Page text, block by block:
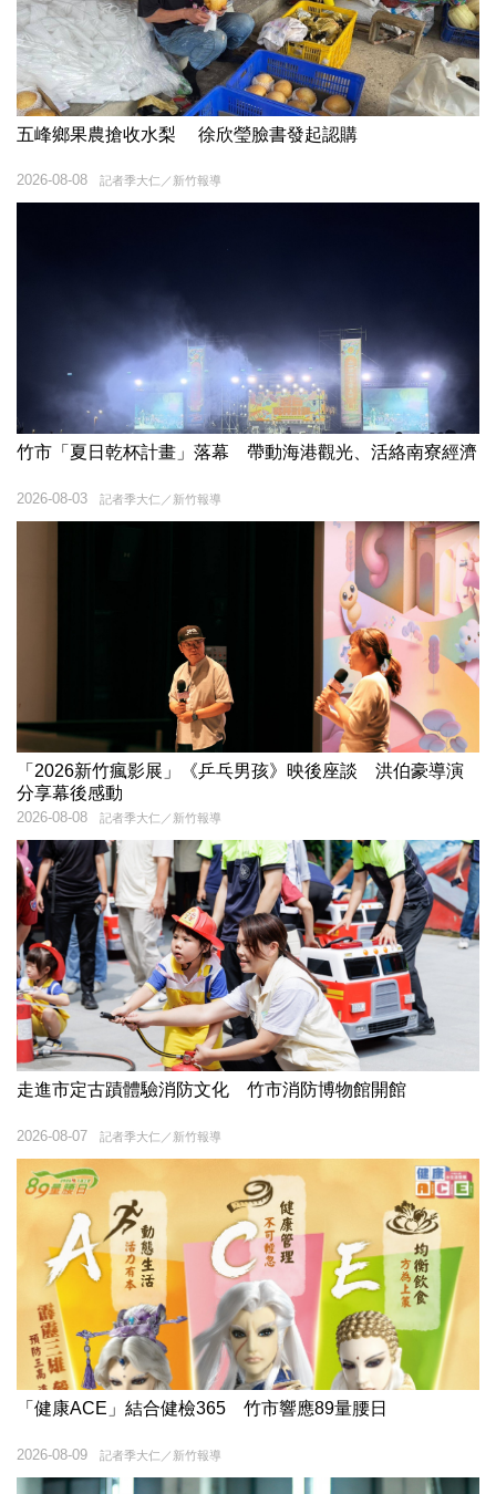
五峰鄉果農搶收水梨 徐欣瑩臉書發起認購
記者季大仁／新竹報導
2026-08-08
竹市「夏日乾杯計畫」落幕 帶動海港觀光、活絡南寮經濟
記者季大仁／新竹報導
2026-08-03
「2026新竹瘋影展」《乒乓男孩》映後座談 洪伯豪導演
分享幕後感動
記者季大仁／新竹報導
2026-08-08
走進市定古蹟體驗消防文化 竹市消防博物館開館
記者季大仁／新竹報導
2026-08-07
「健康ACE」結合健檢365 竹市響應89量腰日
記者季大仁／新竹報導
2026-08-09